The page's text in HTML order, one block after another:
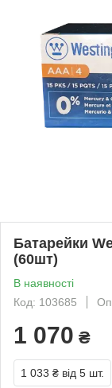
Батарейки
(60шт)
В наявності
Код: 103685
1 070 ₴
1 033 ₴ від 5 шт.